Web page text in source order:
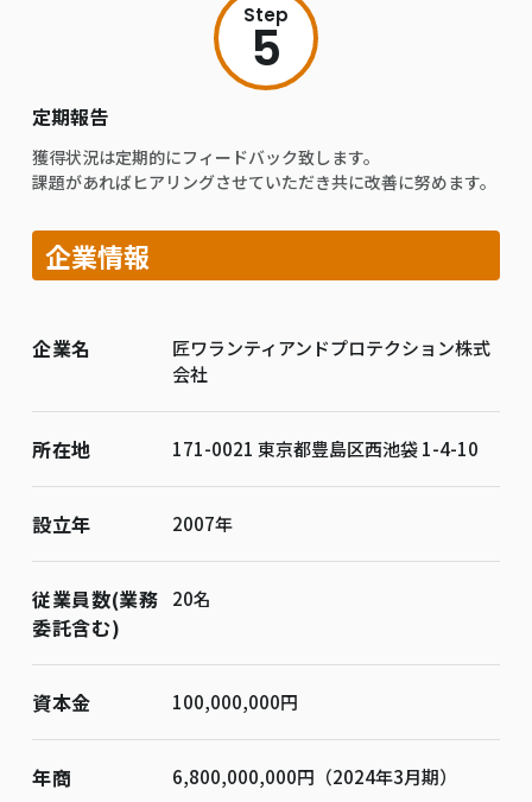
Step
5
定期報告
獲得状況は定期的にフィードバック致します。
課題があればヒアリングさせていただき共に改善に努めます。
企業情報
企業名
匠ワランティアンドプロテクション株式
会社
所在地 171-0021 東京都豊島区西池袋 1-4-10
設立年 2007年
従業員数(業務
委託含む)
20名
資本金 100,000,000円
年商 6,800,000,000円（2024年3月期）